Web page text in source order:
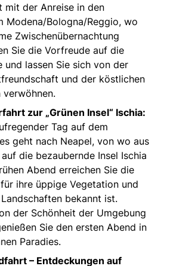
mit der Anreise in den
Modena/Bologna/Reggio, wo
Zwischenübernachtung
Sie die Vorfreude auf die
und lassen Sie sich von der
und der köstlichen
verwöhnen.
zur „Grünen Insel“ Ischia:
Tag auf dem
geht nach Neapel, von wo aus
die bezaubernde Insel Ischia
Abend erreichen Sie die
für ihre üppige Vegetation und
bekannt ist.
der Schönheit der Umgebung
Sie den ersten Abend in
Paradies.
– Entdeckungen auf